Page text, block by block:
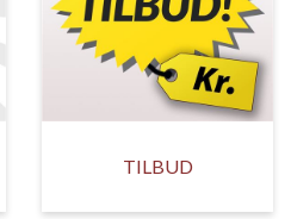
TILBUD